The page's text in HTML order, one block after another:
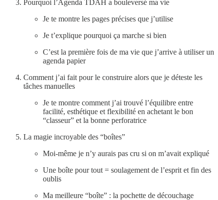
Pourquoi l’Agenda TDAH a bouleversé ma vie
Je te montre les pages précises que j’utilise
Je t’explique pourquoi ça marche si bien
C’est la première fois de ma vie que j’arrive à utiliser un
agenda papier
Comment j’ai fait pour le construire alors que je déteste les
tâches manuelles
Je te montre comment j’ai trouvé l’équilibre entre
facilité, esthétique et flexibilité en achetant le bon
“classeur” et la bonne perforatrice
La magie incroyable des “boîtes”
Moi-même je n’y aurais pas cru si on m’avait expliqué
Une boîte pour tout = soulagement de l’esprit et fin des
oublis
Ma meilleure “boîte” : la pochette de découchage